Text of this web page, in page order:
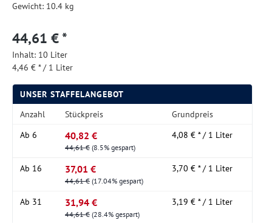
Gewicht: 10.4 kg
44,61 € *
Inhalt: 10 Liter
4,46 € * / 1 Liter
UNSER STAFFELANGEBOT
Anzahl
Stückpreis
Grundpreis
Ab 6 40,82 €
44,61 € (8.5% gespart)
4,08 € * / 1 Liter
Ab 16 37,01 €
44,61 € (17.04% gespart)
3,70 € * / 1 Liter
Ab 31 31,94 €
44,61 € (28.4% gespart)
3,19 € * / 1 Liter